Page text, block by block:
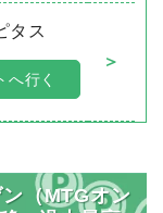
タス
＞
へ行く
（MTGオン